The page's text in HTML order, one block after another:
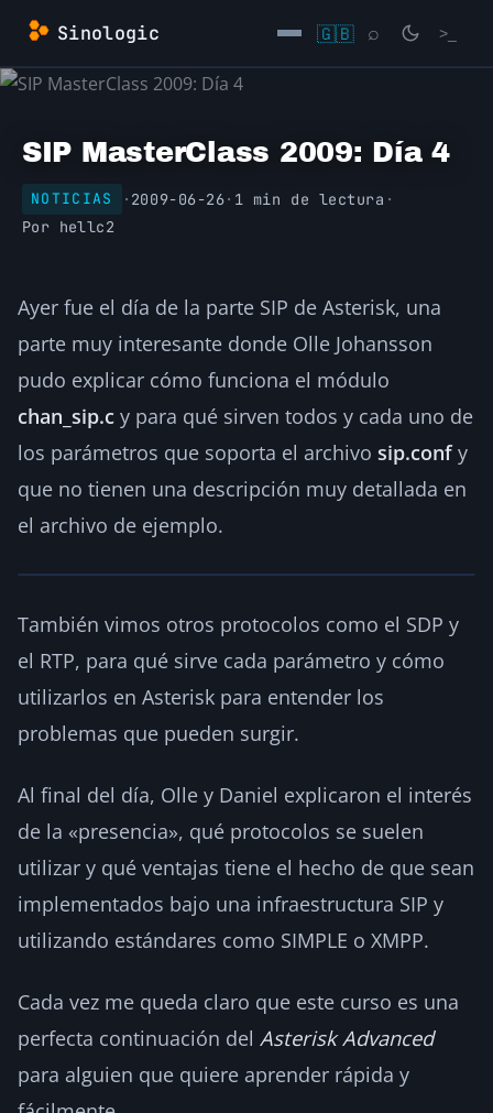
Saltar
contenido
Sinologic 🇬🇧 ⌕ >_
SIP MasterClass 2009: Día 4
NOTICIAS · 2009-06-26· 1 min de lectura ·
Por hellc2
Ayer fue el día de la parte SIP de Asterisk, una
parte muy interesante donde Olle Johansson
pudo explicar cómo funciona el módulo
chan_sip.c y para qué sirven todos y cada uno de
los parámetros que soporta el archivo sip.confy
que no tienen una descripción muy detallada en
el archivo de ejemplo.
También vimos otros protocolos como el SDP y
el RTP, para qué sirve cada parámetro y cómo
utilizarlos en Asterisk para entender los
problemas que pueden surgir.
Al final del día, Olle y Daniel explicaron el interés
de la «presencia», qué protocolos se suelen
utilizar y qué ventajas tiene el hecho de que sean
implementados bajo una infraestructura SIP y
utilizando estándares como SIMPLE o XMPP.
Cada vez me queda claro que este curso es una
perfecta continuación del Asterisk Advanced
para alguien que quiere aprender rápida y